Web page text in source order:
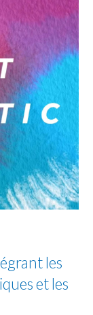
les
et les